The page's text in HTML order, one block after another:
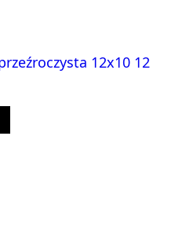
12x10 12